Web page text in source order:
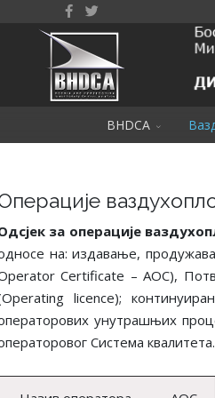
BHDCA
за операције
на: издавање,
Certificate – AOC),
licence);
унутрашњих
Система квалитета.